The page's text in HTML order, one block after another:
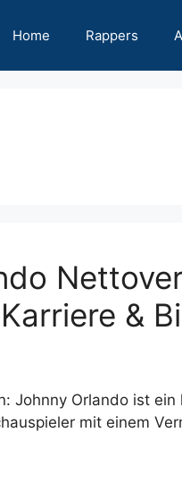
Home Rappers
&
Johnny Orlando ist
mit einem